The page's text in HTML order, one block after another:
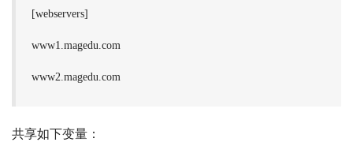
[webservers]
www1.magedu.com
www2.magedu.com
共享如下变量：